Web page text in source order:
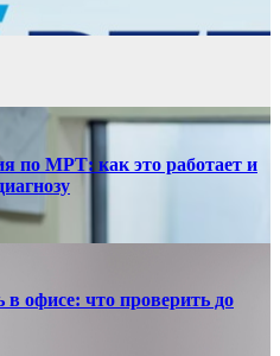
по МРТ: как это работает и
офисе: что проверить до